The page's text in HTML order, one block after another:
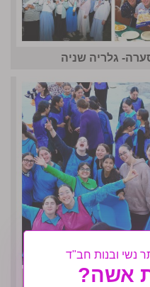
גלריה שניה
נשי ובנות חב"ד
אשה?